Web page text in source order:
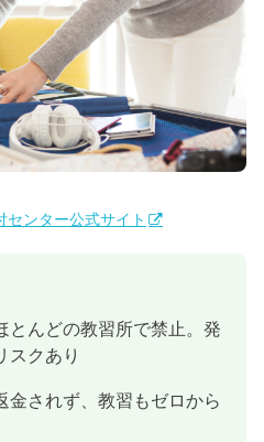
センター公式サイト
とんどの教習所で禁止。発
スクあり
金されず、教習もゼロから